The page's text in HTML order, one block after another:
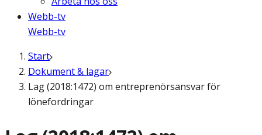
Webb-tv
Webb-tv
Start
Dokument & lagar
Lag (2018:1472) om entreprenörsansvar för
lönefordringar